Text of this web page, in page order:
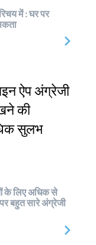
में : घर पर
ऐप अंग्रेजी
की
सुलभ
के लिए अधिक से
बहुत सारे अंग्रेजी